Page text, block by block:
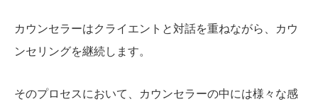
カウンセラーはクライエントと対話を重ねながら、カウ
ンセリングを継続します。
そのプロセスにおいて、カウンセラーの中には様々な感